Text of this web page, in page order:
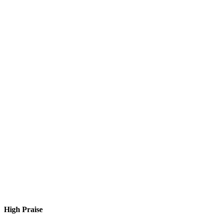
High Praise